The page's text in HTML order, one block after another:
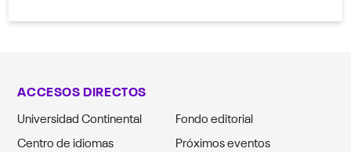
ACCESOS DIRECTOS
Universidad Continental
Fondo editorial
Centro de idiomas
Próximos eventos